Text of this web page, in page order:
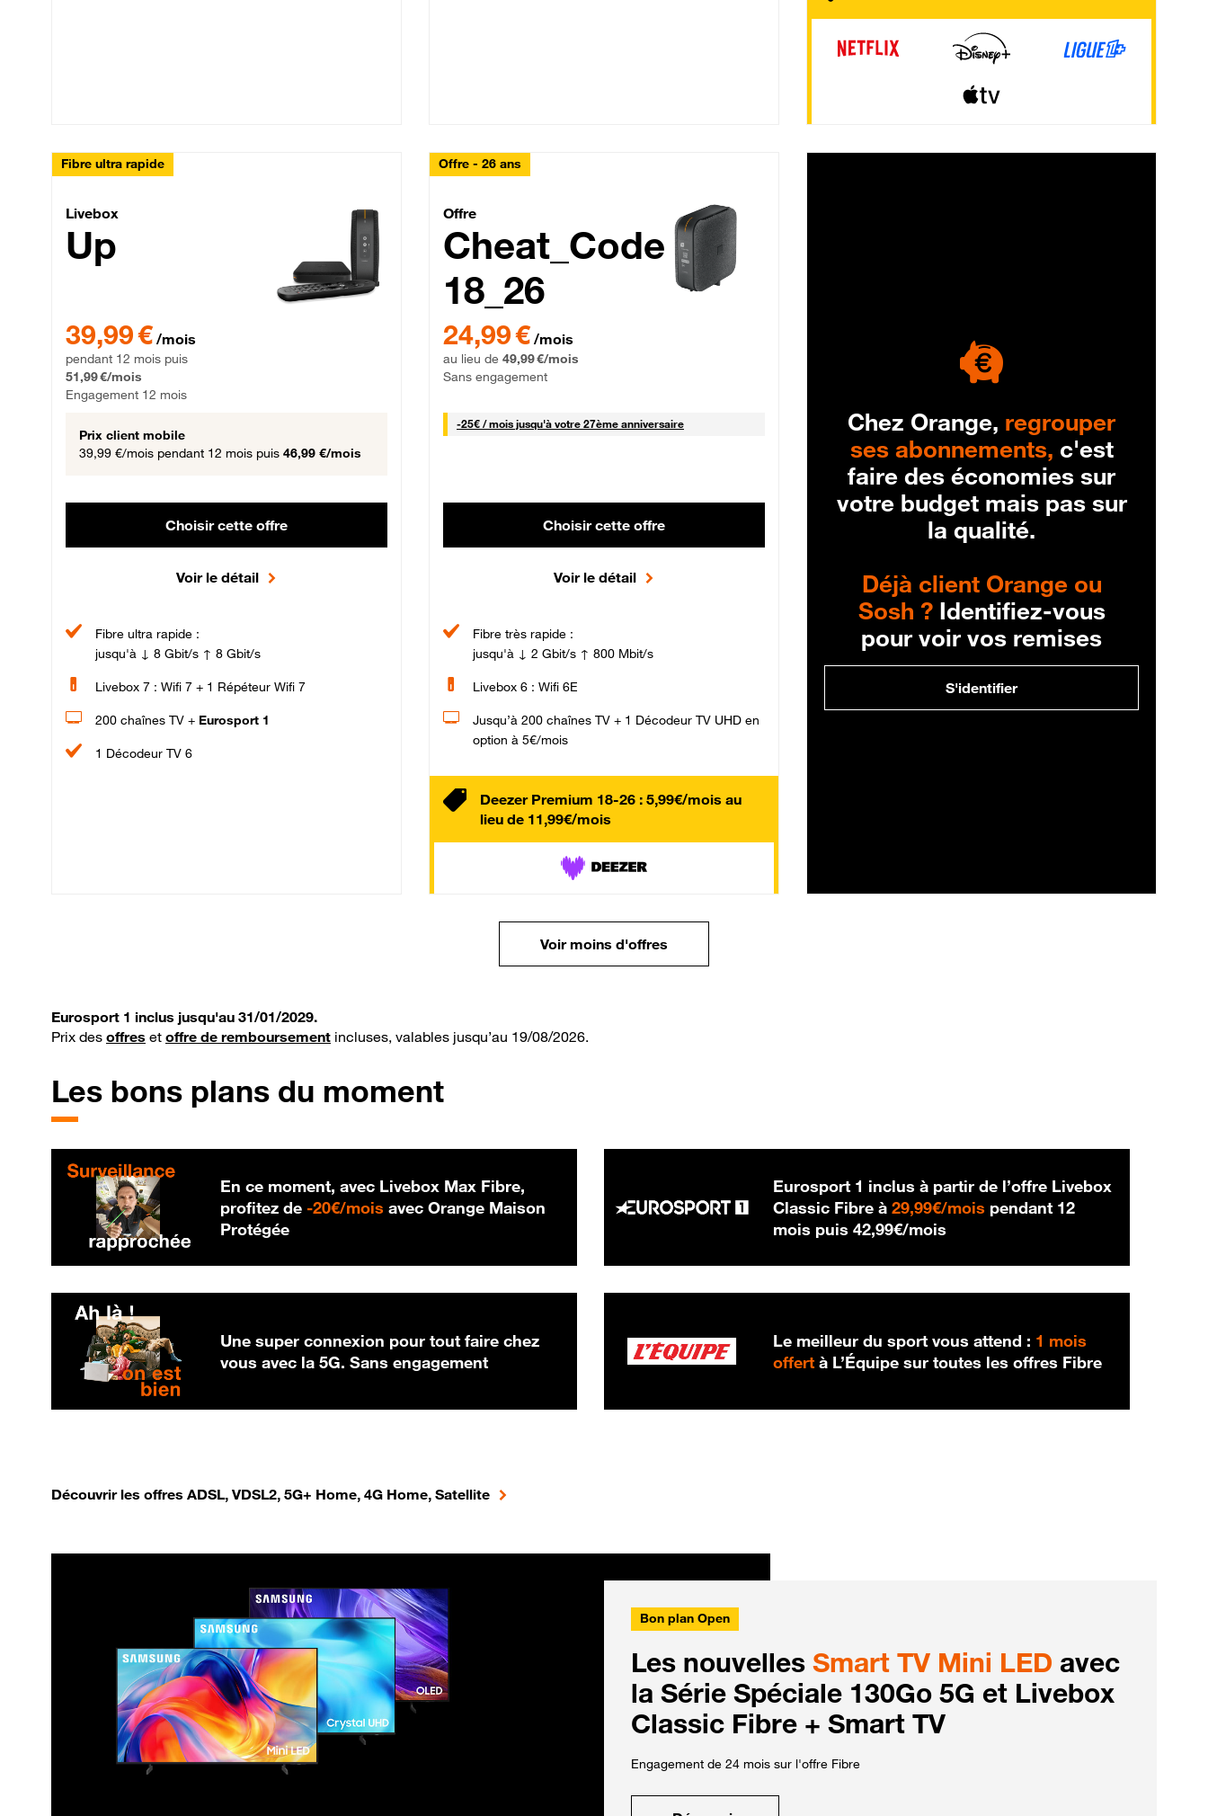
Fibre ultra rapide
Livebox Up Fibre
Livebox
Up
39,99 € /mois
pendant 12 mois puis
51,99 €/mois
Engagement 12 mois
Prix client mobile
39,99 €/mois pendant 12 mois puis 46,99 €/mois
Choisir cette offre
Voir le détail
Fibre ultra rapide :
jusqu'à ↓ 8 Gbit/s ↑ 8 Gbit/s
Livebox 7 : Wifi 7 + 1 Répéteur Wifi 7
200 chaînes TV + Eurosport 1
1 Décodeur TV 6
Offre - 26 ans
Cheat_Code Fibre_18_26
Offre
Cheat_Code
18_26
24,99 € /mois
au lieu de 49,99 €/mois
Sans engagement
-25€ / mois25 € par mois
jusqu'à votre 27ème anniversaire
Choisir cette offre
Voir le détail
Fibre très rapide :
jusqu'à ↓ 2 Gbit/s ↑ 800 Mbit/s
Livebox 6 : Wifi 6E
Jusqu’à 200 chaînes TV + 1 Décodeur TV UHD en
option à 5€/mois
Deezer Premium 18-26 : 5,99€/mois au
lieu de 11,99€/mois
Chez Orange, regrouper
ses abonnements, c'est
faire des économies sur
votre budget mais pas sur
la qualité.
Déjà client Orange ou
Sosh ?Identifiez-vous
pour voir vos remises
S'identifier
Voir moins d'offres
Eurosport 1 inclus jusqu'au 31/01/2029.
Prix des offres et offre de remboursement incluses, valables jusqu’au 19/08/2026.
Les bons plans du moment
En ce moment, avec Livebox Max Fibre,
profitez de -20€/mois 20 € par mois
avec Orange Maison
Protégée
Eurosport 1 inclus à partir de l’offre Livebox
Classic Fibre à29,99€/mois 29,99 € par mois
pendant 12
mois puis42,99€/mois
Une super connexion pour tout faire chez
vous avec la 5G. Sans engagement
Le meilleur du sport vous attend : 1 mois
offert à L’Équipe sur toutes les offres Fibre
Découvrir les offres ADSL, VDSL2, 5G+ Home, 4G Home, Satellite
Bon plan Open
Les nouvelles Smart TV Mini LED avec
la Série Spéciale 130Go 5G et Livebox
Classic Fibre + Smart TV
Engagement de 24 mois sur l'offre Fibre